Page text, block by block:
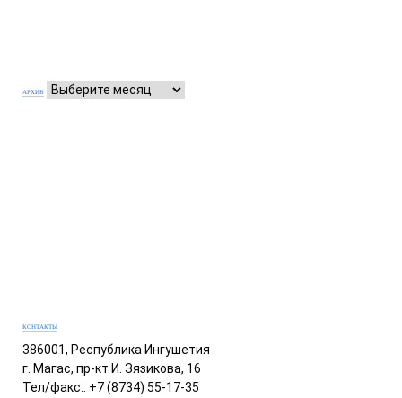
АРХИВ
КОНТАКТЫ
386001, Республика Ингушетия
г. Магас, пр-кт И. Зязикова, 16
Тел/факс.: +7 (8734) 55-17-35